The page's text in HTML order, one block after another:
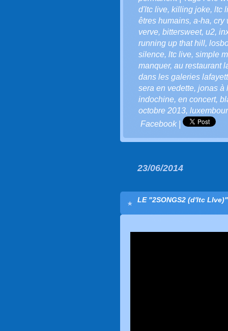
d'ltc live, killing joke, ltc
êtres humains, a-ha, cry
verve, bittersweet, u2,
running up that hill,
silence, ltc live, simple
manquer, au restaurant
dans les galeries
sera en vedette, jonas à
indochine, en concert,
octobre 2013,
Facebook|
23/06/2014
LE "2SONGS2 (d'ltc